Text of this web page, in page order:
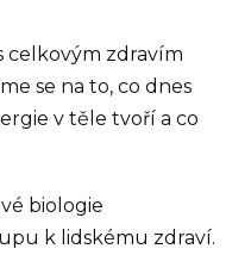
celkovým zdravím
se na to, co dnes
v těle tvoří a co
biologie
k lidskému zdraví.